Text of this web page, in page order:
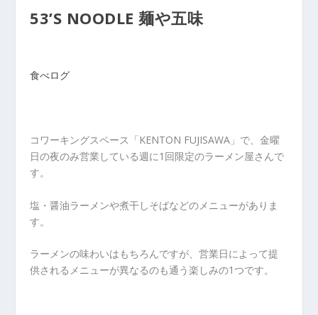
53’S NOODLE 麺や五味
食べログ
コワーキングスペース「KENTON FUJISAWA」で、金曜
日の夜のみ営業している週に1回限定のラーメン屋さんで
す。
塩・醤油ラーメンや煮干しそばなどのメニューがありま
す。
ラーメンの味わいはもちろんですが、営業日によって提
供されるメニューが異なるのも通う楽しみの1つです。